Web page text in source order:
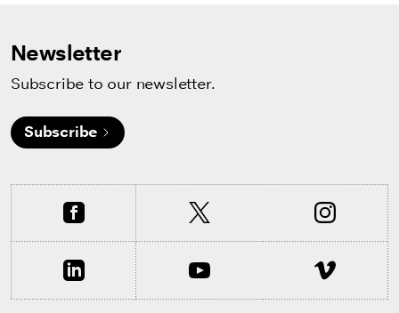
Newsletter
Subscribe to our newsletter.
Subscribe